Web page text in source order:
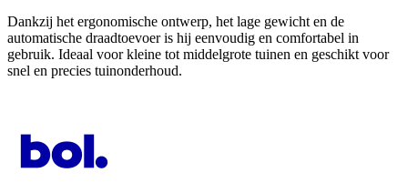
Dankzij het ergonomische ontwerp, het lage gewicht en de
automatische draadtoevoer is hij eenvoudig en comfortabel in
gebruik. Ideaal voor kleine tot middelgrote tuinen en geschikt voor
snel en precies tuinonderhoud.